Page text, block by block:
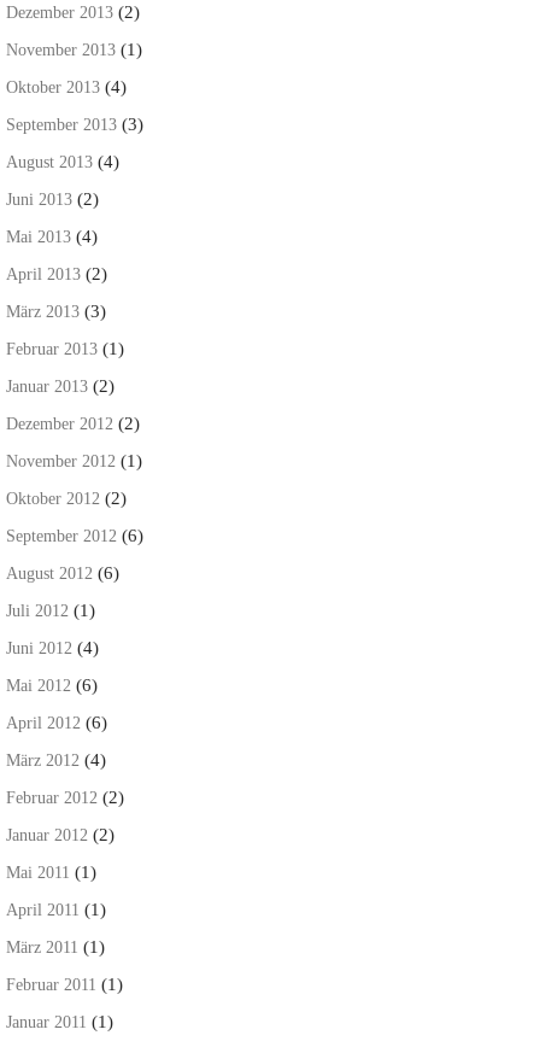
Dezember 2013 (2)
November 2013 (1)
Oktober 2013 (4)
September 2013 (3)
August 2013 (4)
Juni 2013 (2)
Mai 2013 (4)
April 2013 (2)
März 2013 (3)
Februar 2013 (1)
Januar 2013 (2)
Dezember 2012 (2)
November 2012 (1)
Oktober 2012 (2)
September 2012 (6)
August 2012 (6)
Juli 2012 (1)
Juni 2012 (4)
Mai 2012 (6)
April 2012 (6)
März 2012 (4)
Februar 2012 (2)
Januar 2012 (2)
Mai 2011 (1)
April 2011 (1)
März 2011 (1)
Februar 2011 (1)
Januar 2011 (1)